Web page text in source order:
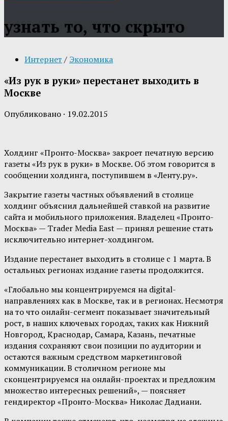
узнать то, что скрыто
Интернет / Экономика
«Из рук в руки» перестанет выходить в
Москве
Опубликовано · 19.02.2015
Холдинг «Пронто-Москва» закроет печатную версию
газеты «Из рук в руки» в Москве. Об этом говорится в
сообщении холдинга, поступившем в «Ленту.ру».
Закрытие газеты частных объявлений в столице
холдинг объяснил дальнейшей ставкой на развитие
сайта и мобильного приложения. Владелец «Пронто-
Москва» — Trader Media East — принял решение стать
исключительно интернет-холдингом.
Издание перестанет выходить в столице с 1 марта. В
остальных регионах издание газеты продолжится.
«Глобально мы концентрируемся на digital-
направлениях как в Москве, так и в регионах. Несмотря
на то что онлайн-сегмент показывает значительный
рост, в наших ключевых городах, таких как Нижний
Новгород, Краснодар, Самара, Казань, печатные
издания сохраняют свои позиции по аудитории и
остаются важным средством маркетинговой
коммуникации. В столичном регионе мы
сконцентрируемся на онлайн-проектах и предложим
множество интересных решений», — поясняет
гендиректор «Пронто-Москва» Николас Дадиани.